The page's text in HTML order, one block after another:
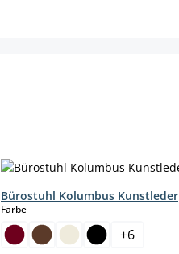
Bürostuhl Kolumbus Kunstleder
Farbeauswählen
+6